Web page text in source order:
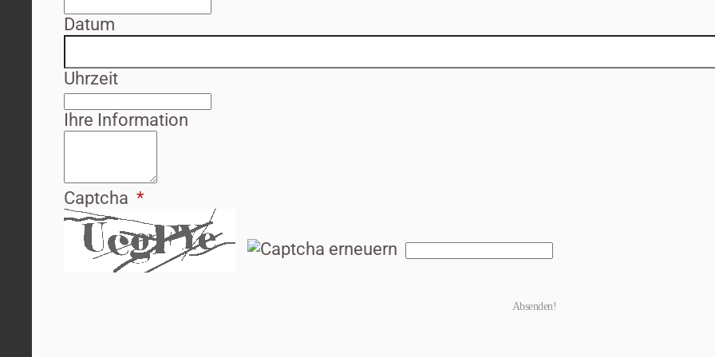
Datum
Uhrzeit
Ihre Information
Captcha